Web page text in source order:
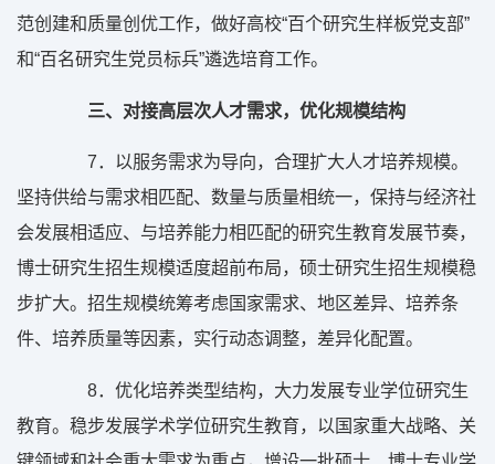
范创建和质量创优工作，做好高校“百个研究生样板党支部”
和“百名研究生党员标兵”遴选培育工作。
三、对接高层次人才需求，优化规模结构
7 ．以服务需求为导向，合理扩大人才培养规模。
坚持供给与需求相匹配、数量与质量相统一，保持与经济社
会发展相适应、与培养能力相匹配的研究生教育发展节奏，
博士研究生招生规模适度超前布局，硕士研究生招生规模稳
步扩大。招生规模统筹考虑国家需求、地区差异、培养条
件、培养质量等因素，实行动态调整，差异化配置。
8 ．优化培养类型结构，大力发展专业学位研究生
教育。稳步发展学术学位研究生教育，以国家重大战略、关